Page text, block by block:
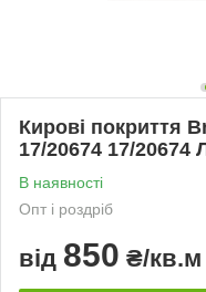
Кирові покриття
17/20674 17/20674
В наявності
Опт і роздріб
від 850 ₴/кв.м